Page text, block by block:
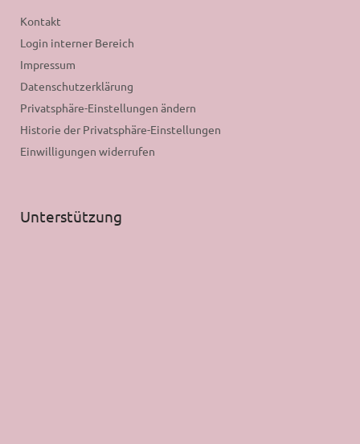
Kontakt
Login interner Bereich
Impressum
Datenschutzerklärung
Privatsphäre-Einstellungen ändern
Historie der Privatsphäre-Einstellungen
Einwilligungen widerrufen
Unterstützung